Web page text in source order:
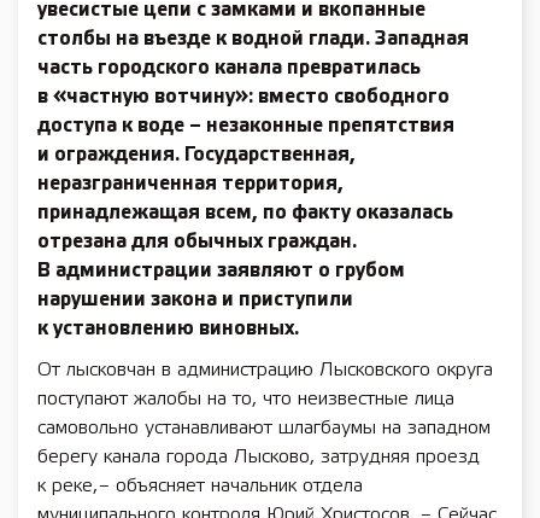
увесистые цепи с замками и вкопанные
столбы на въезде к водной глади. Западная
часть городского канала превратилась
в «частную вотчину»: вместо свободного
доступа к воде – незаконные препятствия
и ограждения. Государственная,
неразграниченная территория,
принадлежащая всем, по факту оказалась
отрезана для обычных граждан.
В администрации заявляют о грубом
нарушении закона и приступили
к установлению виновных.
От лысковчан в администрацию Лысковского округа
поступают жалобы на то, что неизвестные лица
самовольно устанавливают шлагбаумы на западном
берегу канала города Лысково, затрудняя проезд
к реке, – объясняет начальник отдела